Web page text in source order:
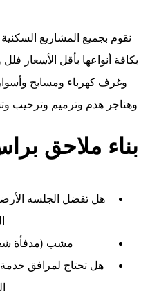
نقوم بجميع المشاريع السكنية
بكافة أنواعها بأقل الأسعار
وغرف كهرباء ومسابح
وهناجر هدم وترميم وترحيب
بناء ملاحق
هل تفضل الجلسه
مشب (مدفأة
هل تحتاج لمرافق